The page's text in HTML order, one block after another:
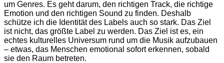
um Genres. Es geht darum, den richtigen Track, die richtige
Emotion und den richtigen Sound zu finden. Deshalb
schütze ich die Identität des Labels auch so stark. Das Ziel
ist nicht, das größte Label zu werden. Das Ziel ist es, ein
echtes kulturelles Universum rund um die Musik aufzubauen
– etwas, das Menschen emotional sofort erkennen, sobald
sie den Raum betreten.